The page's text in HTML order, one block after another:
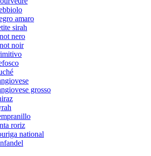
amaro
sirah
nero
noir
grosso
roriz
national